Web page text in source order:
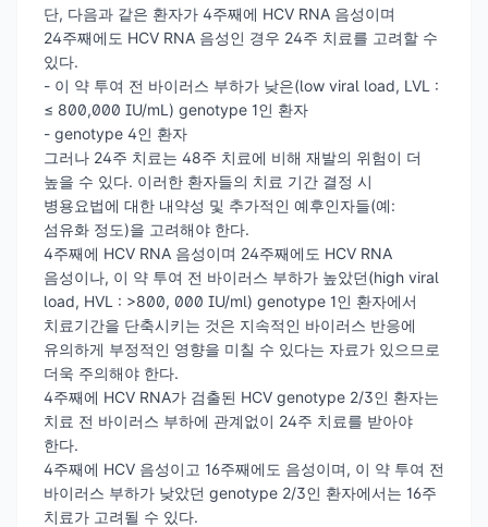
단, 다음과 같은 환자가 4주째에 HCV RNA 음성이며
24주째에도 HCV RNA 음성인 경우 24주 치료를 고려할 수
있다.
- 이 약 투여 전 바이러스 부하가 낮은(low viral load, LVL :
≤ 800,000 IU/mL) genotype 1인 환자
- genotype 4인 환자
그러나 24주 치료는 48주 치료에 비해 재발의 위험이 더
높을 수 있다. 이러한 환자들의 치료 기간 결정 시
병용요법에 대한 내약성 및 추가적인 예후인자들(예:
섬유화 정도)을 고려해야 한다.
4주째에 HCV RNA 음성이며 24주째에도 HCV RNA
음성이나, 이 약 투여 전 바이러스 부하가 높았던(high viral
load, HVL : >800, 000 IU/ml) genotype 1인 환자에서
치료기간을 단축시키는 것은 지속적인 바이러스 반응에
유의하게 부정적인 영향을 미칠 수 있다는 자료가 있으므로
더욱 주의해야 한다.
4주째에 HCV RNA가 검출된 HCV genotype 2/3인 환자는
치료 전 바이러스 부하에 관계없이 24주 치료를 받아야
한다.
4주째에 HCV 음성이고 16주째에도 음성이며, 이 약 투여 전
바이러스 부하가 낮았던 genotype 2/3인 환자에서는 16주
치료가 고려될 수 있다.